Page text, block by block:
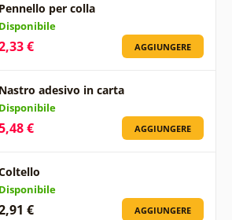
Pennello per colla
Disponibile
€ AGGIUNGERE
Nastro adesivo in carta
Disponibile
€ AGGIUNGERE
Disponibile
€ AGGIUNGERE